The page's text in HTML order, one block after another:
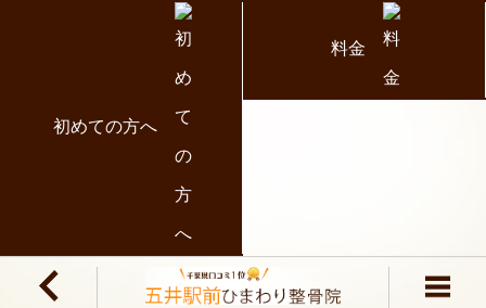
初めての方へ
料金